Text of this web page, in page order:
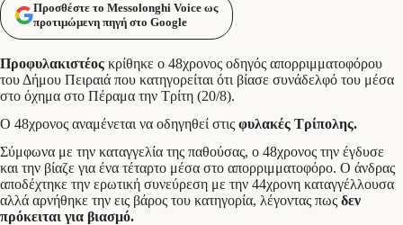
Προσθέστε το Messolonghi Voice ως
προτιμώμενη πηγή στο Google
Προφυλακιστέος κρίθηκε ο 48χρονος οδηγός απορριμματοφόρου
του Δήμου Πειραιά που κατηγορείται ότι βίασε συνάδελφό του μέσα
στο όχημα στο Πέραμα την Τρίτη (20/8).
O 48χρονος αναμένεται να οδηγηθεί στις φυλακές Τρίπολης.
Σύμφωνα με την καταγγελία της παθούσας, ο 48χρονος την έγδυσε
και την βίαζε για ένα τέταρτο μέσα στο απορριμματοφόρο. Ο άνδρας
αποδέχτηκε την ερωτική συνεύρεση με την 44χρονη καταγγέλλουσα
αλλά αρνήθηκε την εις βάρος του κατηγορία, λέγοντας πως δεν
πρόκειται για βιασμό.